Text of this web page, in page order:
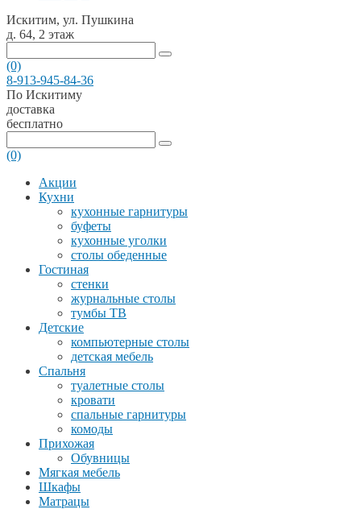
Искитим, ул. Пушкина
д. 64, 2 этаж
(0)
8-913-945-84-36
По Искитиму
доставка
бесплатно
(0)
Акции
Кухни
кухонные гарнитуры
буфеты
кухонные уголки
столы обеденные
Гостиная
стенки
журнальные столы
тумбы ТВ
Детские
компьютерные столы
детская мебель
Спальня
туалетные столы
кровати
спальные гарнитуры
комоды
Прихожая
Обувницы
Мягкая мебель
Шкафы
Матрацы